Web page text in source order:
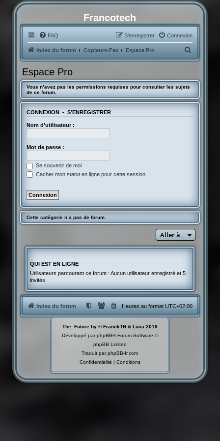
Francotech
FAQ Connexion
S’enregistrer
Index du forum Copieurs-Fax Espace Pro
e
h
e
Espace Pro
Vous n’avez pas les permissions requises pour consulter les sujets
de ce forum.
CONNEXION• S’ENREGISTRER
Nom d’utilisateur :
Mot de passe :
Se souvenir de moi
Cacher mon statut en ligne pour cette session
Cette catégorie n’a pas de forum.
Aller à
QUI EST EN LIGNE
Utilisateurs parcourant ce forum : Aucun utilisateur enregistré et 5
invités
Index du forum Heures au formatUTC+02:00
The_Future by © FranckTH & Luca 2019
Développé parphpBB® Forum Software ©
phpBB Limited
Traduit parphpBB-fr.com
Confidentialité | Conditions